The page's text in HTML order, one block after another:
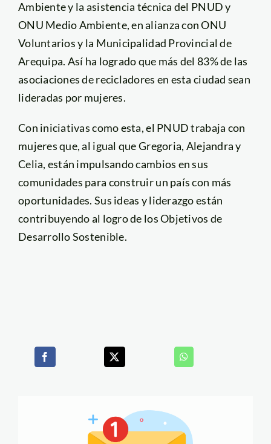
Ambiente y la asistencia técnica del PNUD y
ONU Medio Ambiente, en alianza con ONU
Voluntarios y la Municipalidad Provincial de
Arequipa. Así ha logrado que más del 83% de las
asociaciones de recicladores en esta ciudad sean
lideradas por mujeres.
Con iniciativas como esta, el PNUD trabaja con
mujeres que, al igual que Gregoria, Alejandra y
Celia, están impulsando cambios en sus
comunidades para construir un país con más
oportunidades. Sus ideas y liderazgo están
contribuyendo al logro de los Objetivos de
Desarrollo Sostenible.